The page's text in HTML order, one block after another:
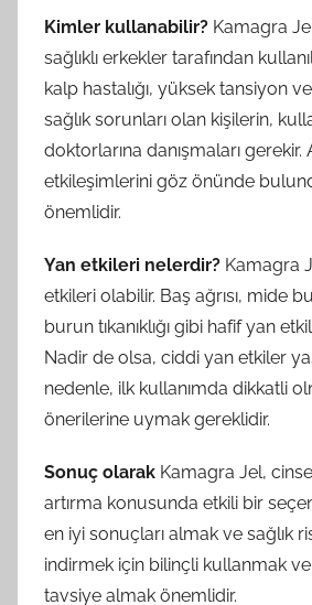
Kimler kullanabilir? Kamagra
sağlıklı erkekler tarafından
kalp hastalığı, yüksek tansiyon
sağlık sorunları olan kişilerin,
doktorlarına danışmaları gerekir.
etkileşimlerini göz önünde
önemlidir.
Yan etkileri nelerdir? Kamagra
etkileri olabilir. Baş ağrısı, mide
burun tıkanıklığı gibi hafif yan
Nadir de olsa, ciddi yan etkiler
nedenle, ilk kullanımda dikkatli
önerilerine uymak gereklidir.
Sonuç olarak Kamagra Jel,
artırma konusunda etkili bir
en iyi sonuçları almak ve sağlık
indirmek için bilinçli kullanmak
tavsiye almak önemlidir.